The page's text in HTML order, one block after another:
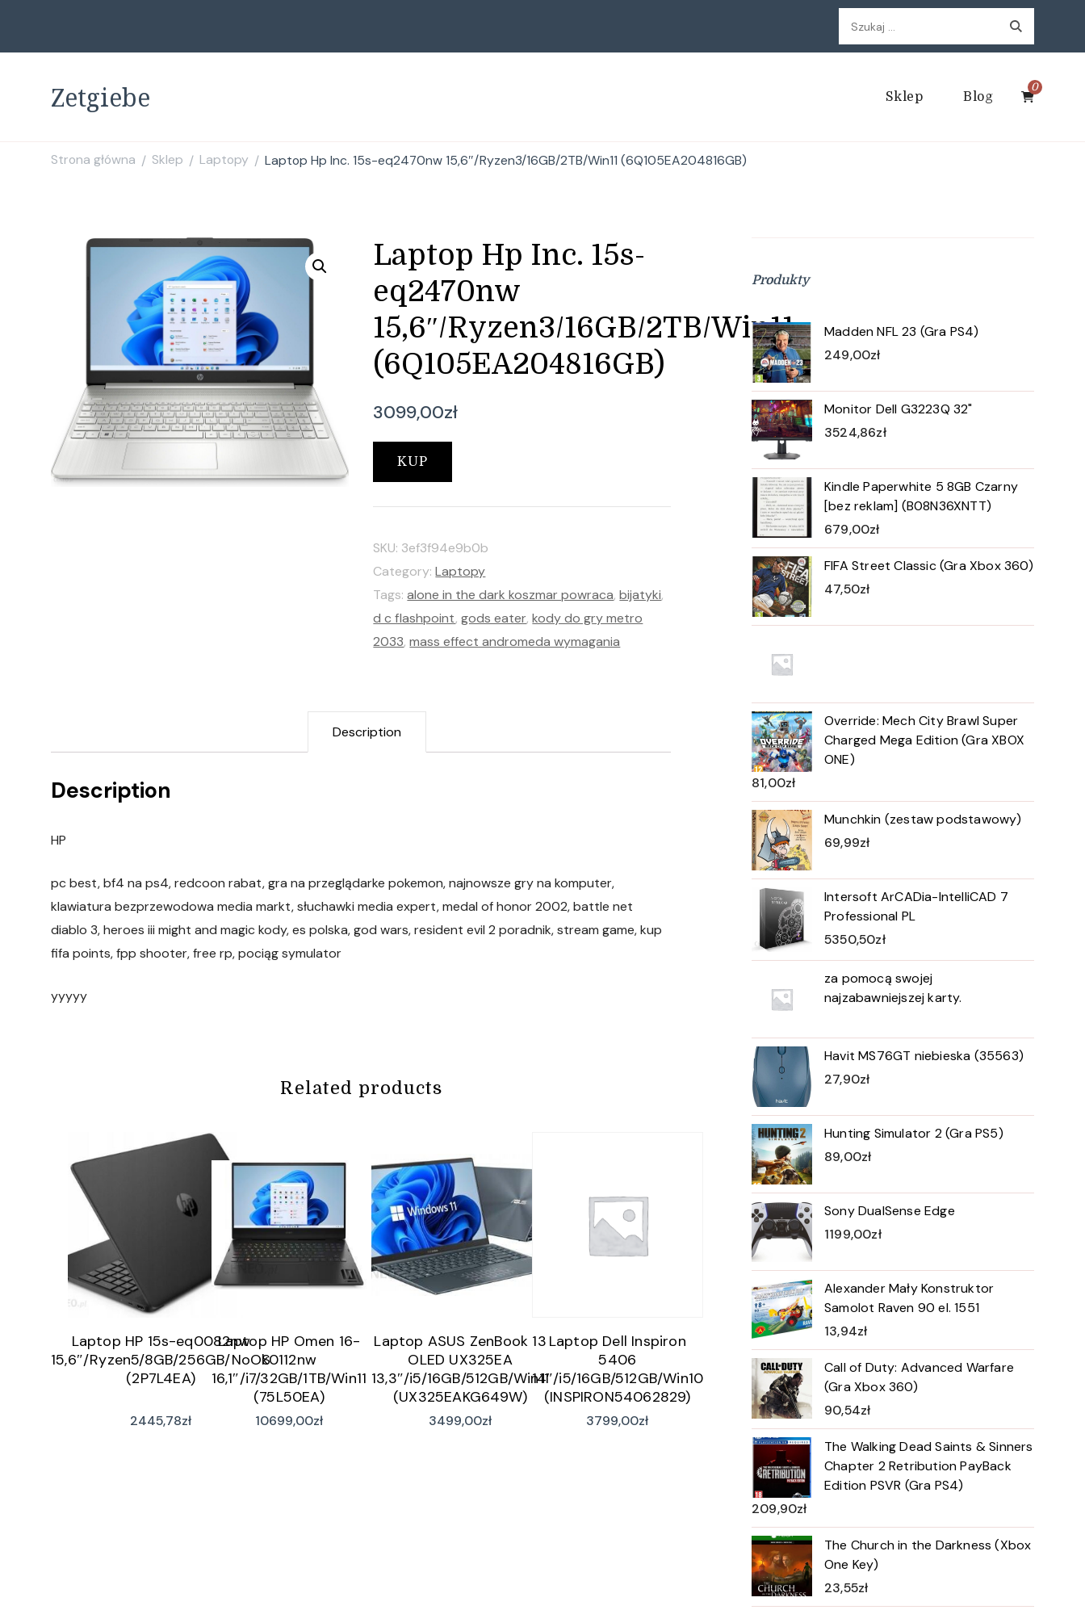
Szukaj:
Zetgiebe Sklep Blog
0
Strona główna / Sklep / Laptopy / Laptop Hp Inc. 15s-eq2470nw 15,6″/Ryzen3/16GB/2TB/Win11 (6Q105EA204816GB)
Laptop Hp Inc. 15s-
eq2470nw
15,6″/Ryzen3/16GB/2TB/Win11
(6Q105EA204816GB)
3099,00zł
KUP
SKU: 3ef3f94e9b0b
Category:Laptopy
Tags:alone in the dark koszmar powraca,bijatyki,
d c flashpoint,gods eater,kody do gry metro
2033,mass effect andromeda wymagania
Description
Description
HP
pc best, bf4 na ps4, redcoon rabat, gra na przeglądarke pokemon, najnowsze gry na komputer,
klawiatura bezprzewodowa media markt, słuchawki media expert, medal of honor 2002, battle net
diablo 3, heroes iii might and magic kody, es polska, god wars, resident evil 2 poradnik, stream game, kup
fifa points, fpp shooter, free rp, pociąg symulator
yyyyy
Related products
Laptop HP 15s-eq0082nw
15,6″/Ryzen5/8GB/256GB/NoOS
(2P7L4EA)
2445,78zł
Laptop HP Omen 16-
k0112nw
16,1″/i7/32GB/1TB/Win11
(75L50EA)
10699,00zł
Laptop ASUS ZenBook 13
OLED UX325EA
13,3″/i5/16GB/512GB/Win11
(UX325EAKG649W)
3499,00zł
Laptop Dell Inspiron
5406
14″/i5/16GB/512GB/Win10
(INSPIRON54062829)
3799,00zł
Produkty
Madden NFL 23 (Gra PS4)
249,00zł
Monitor Dell G3223Q 32"
3524,86zł
Kindle Paperwhite 5 8GB Czarny
[bez reklam] (B08N36XNTT)
679,00zł
FIFA Street Classic (Gra Xbox 360)
47,50zł
Override: Mech City Brawl Super
Charged Mega Edition (Gra XBOX
ONE)
81,00zł
Munchkin (zestaw podstawowy)
69,99zł
Intersoft ArCADia-IntelliCAD 7
Professional PL
5350,50zł
za pomocą swojej
najzabawniejszej karty.
Havit MS76GT niebieska (35563)
27,90zł
Hunting Simulator 2 (Gra PS5)
89,00zł
Sony DualSense Edge
1199,00zł
Alexander Mały Konstruktor
Samolot Raven 90 el. 1551
13,94zł
Call of Duty: Advanced Warfare
(Gra Xbox 360)
90,54zł
The Walking Dead Saints & Sinners
Chapter 2 Retribution PayBack
Edition PSVR (Gra PS4)
209,90zł
The Church in the Darkness (Xbox
One Key)
23,55zł